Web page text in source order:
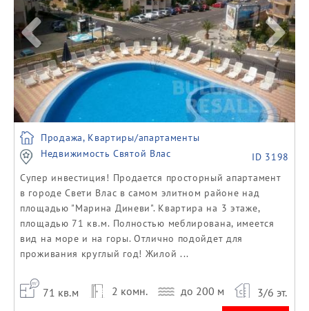
Продажа, Квартиры/апартаменты
Недвижимость Святой Влас
ID 3198
Супер инвестиция! Продается просторный апартамент
в городе Свети Влас в самом элитном районе над
площадью "Марина Диневи". Квартира на 3 этаже,
площадью 71 кв.м. Полностью меблирована, имеется
вид на море и на горы. Отлично подойдет для
проживания круглый год! Жилой ...
71 кв.м 2 комн. до 200 м 3/6 эт.